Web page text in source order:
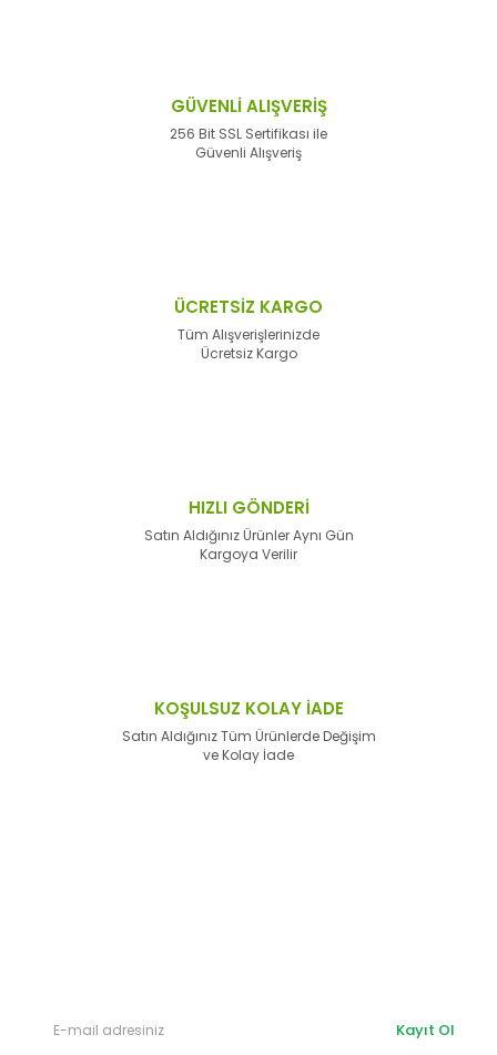
GÜVENLİ ALIŞVERİŞ
256 Bit SSL Sertifikası ile
Güvenli Alışveriş
ÜCRETSİZ KARGO
Tüm Alışverişlerinizde
Ücretsiz Kargo
HIZLI GÖNDERİ
Satın Aldığınız Ürünler Aynı Gün
Kargoya Verilir
KOŞULSUZ KOLAY İADE
Satın Aldığınız Tüm Ürünlerde Değişim
ve Kolay İade
Kayıt Ol